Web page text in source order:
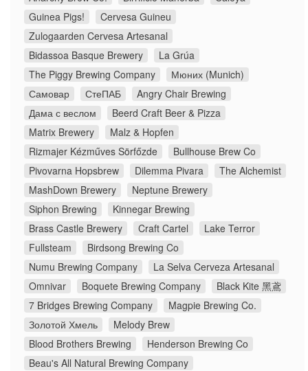
Guinea Pigs!
Cervesa Guineu
Zulogaarden Cervesa Artesanal
Bidassoa Basque Brewery
La Grúa
The Piggy Brewing Company
Мюних (Munich)
Самовар
СтеПАБ
Angry Chair Brewing
Дама с веслом
Beerd Craft Beer & Pizza
Matrix Brewery
Malz & Hopfen
Rizmajer Kézműves Sörfőzde
Bullhouse Brew Co
Pivovarna Hopsbrew
Dilemma Pivara
The Alchemist
MashDown Brewery
Neptune Brewery
Siphon Brewing
Kinnegar Brewing
Brass Castle Brewery
Craft Cartel
Lake Terror
Fullsteam
Birdsong Brewing Co
Numu Brewing Company
La Selva Cerveza Artesanal
Omnivar
Boquete Brewing Company
Black Kite 黑鳶
7 Bridges Brewing Company
Magpie Brewing Co.
Золотой Хмель
Melody Brew
Blood Brothers Brewing
Henderson Brewing Co
Beau's All Natural Brewing Company